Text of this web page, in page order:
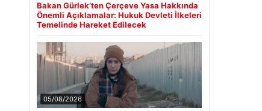
Bakan Gürlek’ten Çerçeve Yasa Hakkında
Önemli Açıklamalar: Hukuk Devleti İlkeleri
Temelinde Hareket Edilecek
05/08/2026